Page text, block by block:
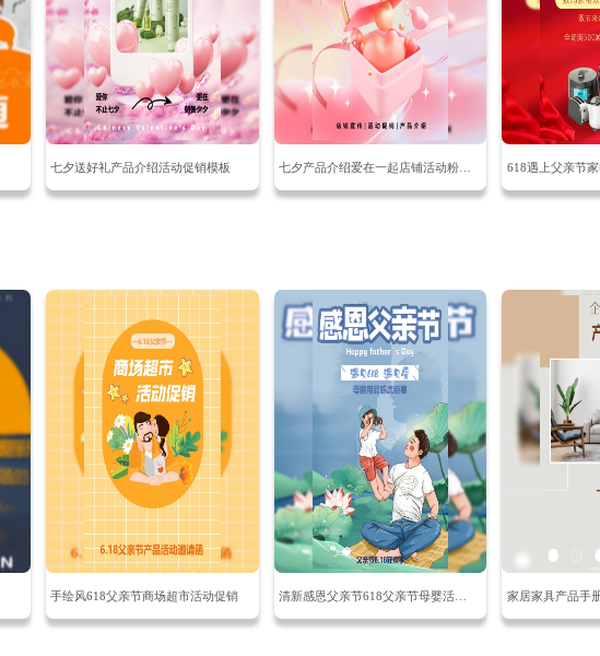
七夕送好礼产品介绍活动促销模板 七夕产品介绍爱在一起店铺活动粉红爱心
手绘风618父亲节商场超市活动促销 清新感恩父亲节618父亲节母婴活动618狂欢季